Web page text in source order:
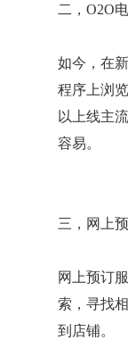
二，O2O
如今，在
程序上浏
以上线主
容易。
三，网上
网上预订
索，寻找
到店铺。